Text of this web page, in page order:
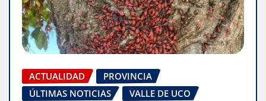
ACTUALIDAD
PROVINCIA
ÚLTIMAS NOTICIAS
VALLE DE UCO